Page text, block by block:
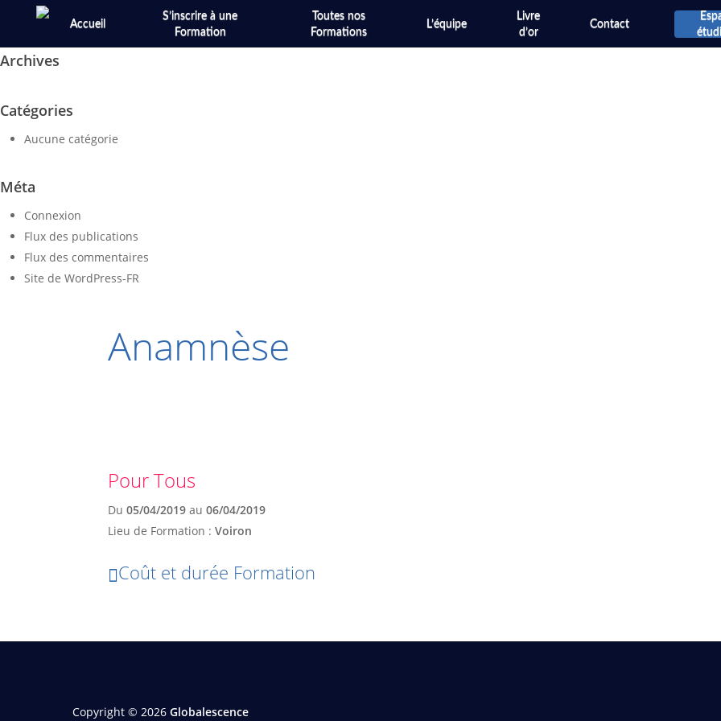
main
Accueil
S’inscrire à une
Formation
Toutes nos
Formations
L’équipe
Livre
d’or
Contact
Archives
Catégories
Aucune catégorie
Méta
Connexion
Flux des publications
Flux des commentaires
Site de WordPress-FR
Anamnèse
Pour Tous
Du05/04/2019 au06/04/2019
Lieu de Formation :Voiron
Coût et durée Formation
Copyright © 2026 Globalescence